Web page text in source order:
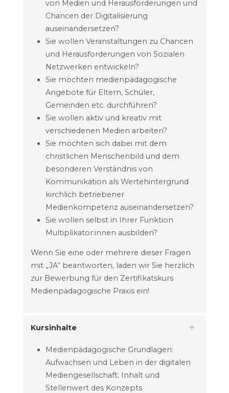
von Medien und Herausforderungen und
Chancen der Digitalisierung
auseinandersetzen?
Sie wollen Veranstaltungen zu Chancen
und Herausforderungen von Sozialen
Netzwerken entwickeln?
Sie möchten medienpädagogische
Angebote für Eltern, Schüler,
Gemeinden etc. durchführen?
Sie wollen aktiv und kreativ mit
verschiedenen Medien arbeiten?
Sie möchten sich dabei mit dem
christlichen Menschenbild und dem
besonderen Verständnis von
Kommunikation als Wertehintergrund
kirchlich betriebener
Medienkompetenz auseinandersetzen?
Sie wollen selbst in Ihrer Funktion
Multiplikator:innen ausbilden?
Wenn Sie eine oder mehrere dieser Fragen
mit „JA“ beantworten, laden wir Sie herzlich
zur Bewerbung für den Zertifikatskurs
Medienpädagogische Praxis ein!
Kursinhalte
Medienpädagogische Grundlagen:
Aufwachsen und Leben in der digitalen
Mediengesellschaft; Inhalt und
Stellenwert des Konzepts